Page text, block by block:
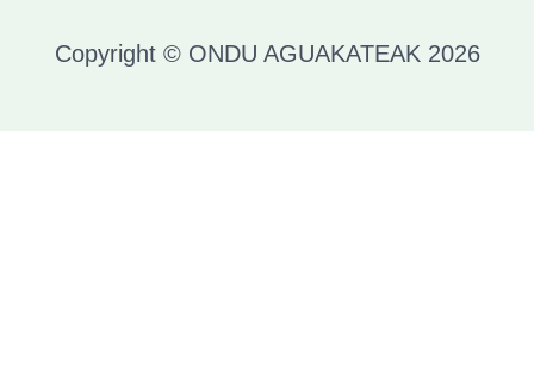
Copyright © ONDU AGUAKATEAK 2026